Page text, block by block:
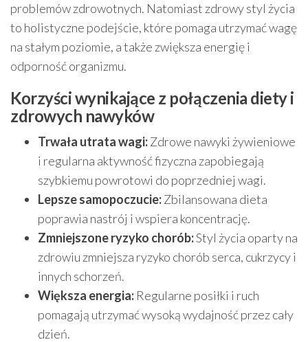
problemów zdrowotnych. Natomiast zdrowy styl życia
to holistyczne podejście, które pomaga utrzymać wagę
na stałym poziomie, a także zwiększa energię i
odporność organizmu.
Korzyści wynikające z połączenia diety i
zdrowych nawyków
Trwała utrata wagi:Zdrowe nawyki żywieniowe
i regularna aktywność fizyczna zapobiegają
szybkiemu powrotowi do poprzedniej wagi.
Lepsze samopoczucie:Zbilansowana dieta
poprawia nastrój i wspiera koncentrację.
Zmniejszone ryzyko chorób:Styl życia oparty na
zdrowiu zmniejsza ryzyko chorób serca, cukrzycy i
innych schorzeń.
Większa energia: Regularne posiłki i ruch
pomagają utrzymać wysoką wydajność przez cały
dzień.